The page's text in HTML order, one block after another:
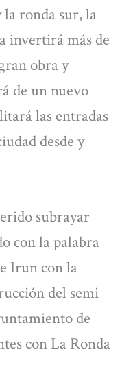
la ronda sur, la
invertirá más de
obra y
de un nuevo
las entradas
desde y
subrayar
con la palabra
Irun con la
del semi
de
con La Ronda